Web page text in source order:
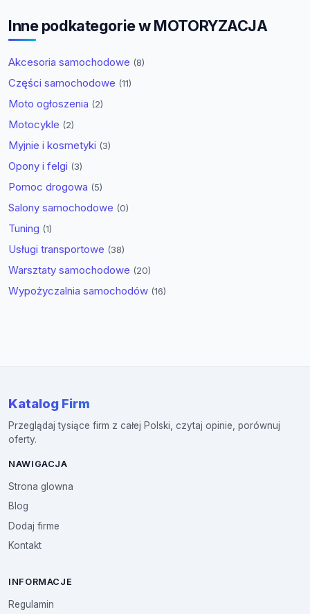
Inne podkategorie w MOTORYZACJA
Akcesoria samochodowe (8)
Części samochodowe (11)
Moto ogłoszenia (2)
Motocykle (2)
Myjnie i kosmetyki (3)
Opony i felgi (3)
Pomoc drogowa (5)
Salony samochodowe (0)
Tuning (1)
Usługi transportowe (38)
Warsztaty samochodowe (20)
Wypożyczalnia samochodów (16)
Katalog Firm
Przeglądaj tysiące firm z całej Polski, czytaj opinie, porównuj
oferty.
NAWIGACJA
Strona glowna
Blog
Dodaj firme
Kontakt
INFORMACJE
Regulamin